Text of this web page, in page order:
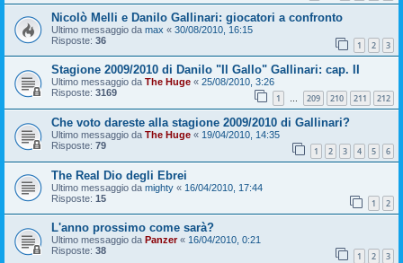
Nicolò Melli e Danilo Gallinari: giocatori a confronto
Ultimo messaggio da max « 30/08/2010, 16:15
Risposte: 36 1 2 3
Stagione 2009/2010 di Danilo "Il Gallo" Gallinari: cap. II
Ultimo messaggio da The Huge « 25/08/2010, 3:26
Risposte: 3169 1 … 209 210 211 212
Che voto dareste alla stagione 2009/2010 di Gallinari?
Ultimo messaggio da The Huge « 19/04/2010, 14:35
Risposte: 79 1 2 3 4 5 6
The Real Dio degli Ebrei
Ultimo messaggio da mighty « 16/04/2010, 17:44
Risposte: 15 1 2
L'anno prossimo come sarà?
Ultimo messaggio da Panzer« 16/04/2010, 0:21
Risposte: 38 1 2 3